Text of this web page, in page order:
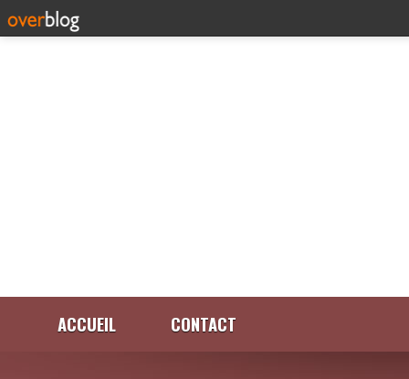
ACCUEIL CONTACT